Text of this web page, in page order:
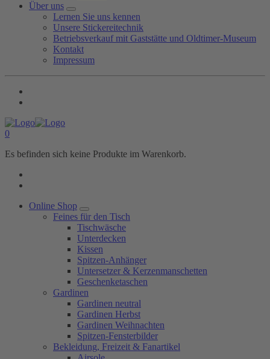
Über uns
Lernen Sie uns kennen
Unsere Stickereitechnik
Betriebsverkauf mit Gaststätte und Oldtimer-Museum
Kontakt
Impressum
0
Es befinden sich keine Produkte im Warenkorb.
Online Shop
Feines für den Tisch
Tischwäsche
Unterdecken
Kissen
Spitzen-Anhänger
Untersetzer & Kerzenmanschetten
Geschenketaschen
Gardinen
Gardinen neutral
Gardinen Herbst
Gardinen Weihnachten
Spitzen-Fensterbilder
Bekleidung, Freizeit & Fanartikel